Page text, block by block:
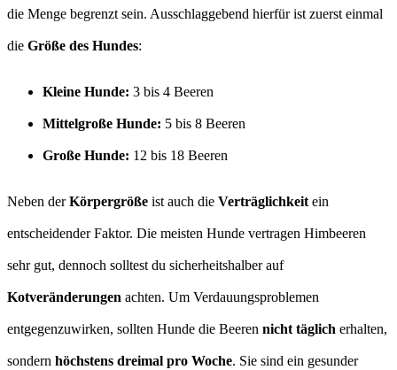
die Menge begrenzt sein. Ausschlaggebend hierfür ist zuerst einmal
die Größe des Hundes:
Kleine Hunde: 3 bis 4 Beeren
Mittelgroße Hunde: 5 bis 8 Beeren
Große Hunde: 12 bis 18 Beeren
Neben derKörpergröße ist auch die Verträglichkeit ein
entscheidender Faktor. Die meisten Hunde vertragen Himbeeren
sehr gut, dennoch solltest du sicherheitshalber auf
Kotveränderungen achten. Um Verdauungsproblemen
entgegenzuwirken, sollten Hunde die Beeren nicht täglich erhalten,
sondern höchstens dreimal pro Woche. Sie sind ein gesunder